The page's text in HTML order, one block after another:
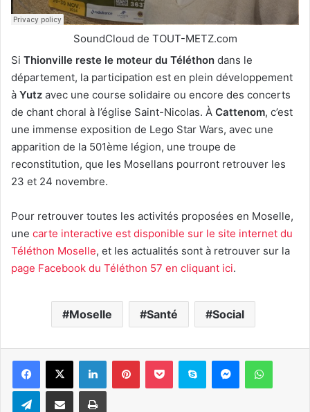
SoundCloud de TOUT-METZ.com
Si Thionville reste le moteur du Téléthon dans le
département, la participation est en plein développement
à Yutz avec une course solidaire ou encore des concerts
de chant choral à l’église Saint-Nicolas. À Cattenom, c’est
une immense exposition de Lego Star Wars, avec une
apparition de la 501ème légion, une troupe de
reconstitution, que les Mosellans pourront retrouver les
23 et 24 novembre.
Pour retrouver toutes les activités proposées en Moselle,
une carte interactive est disponible sur le site internet du
Téléthon Moselle, et les actualités sont à retrouver sur la
page Facebook du Téléthon 57 en cliquant ici.
Moselle Santé Social
LinkedinPinterestPocket Skype Messenger
TelegramPartager par e-mail Imprimer